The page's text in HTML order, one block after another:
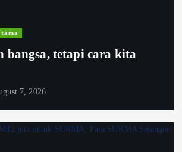
bangsa, tetapi cara kita
7, 2026